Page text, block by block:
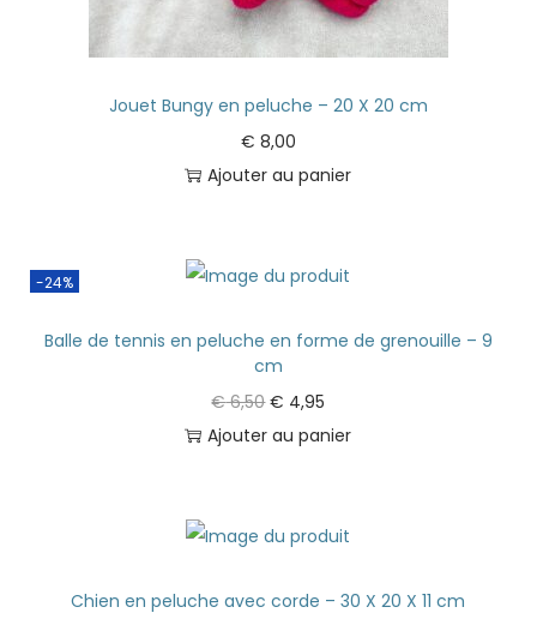
Jouet Bungy en peluche – 20 X 20 cm
€ 8,00
Ajouter au panier
-24%
Balle de tennis en peluche en forme de grenouille – 9
cm
€6,50 € 4,95
Ajouter au panier
Chien en peluche avec corde – 30 X 20 X 11 cm